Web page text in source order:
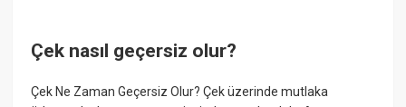
Çek nasıl geçersiz olur?
Çek Ne Zaman Geçersiz Olur? Çek üzerinde mutlaka